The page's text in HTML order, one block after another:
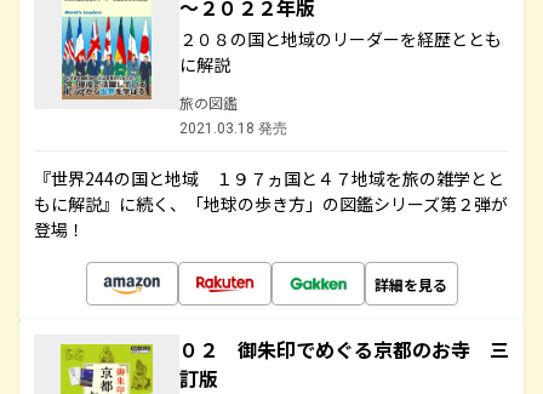
～２０２２年版
２０８の国と地域のリーダーを経歴ととも
に解説
旅の図鑑
2021.03.18 発売
『世界244の国と地域 １９７ヵ国と４７地域を旅の雑学とと
もに解説』に続く、「地球の歩き方」の図鑑シリーズ第２弾が
登場！
詳細を見る
０２ 御朱印でめぐる京都のお寺 三
訂版